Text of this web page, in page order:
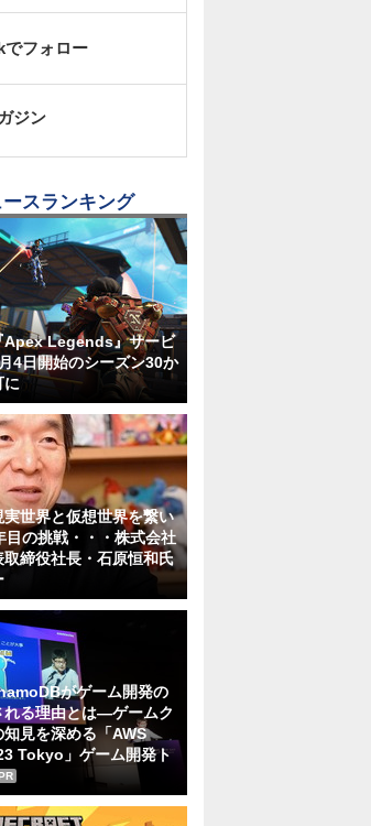
でフォロー
ジン
スランキング
Apex Legends』サービ
4日開始のシーズン30か
に
世界と仮想世界を繋い
目の挑戦・・・株式会社
締役社長・石原恒和氏
がゲーム開発の
れる理由とは―ゲームク
知見を深める「AWS
Tokyo」ゲーム開発ト